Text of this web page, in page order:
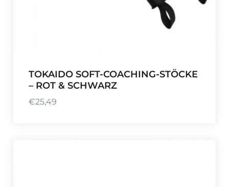
0
TOKAIDO SOFT-COACHING-STÖCKE
– ROT & SCHWARZ
€25,49